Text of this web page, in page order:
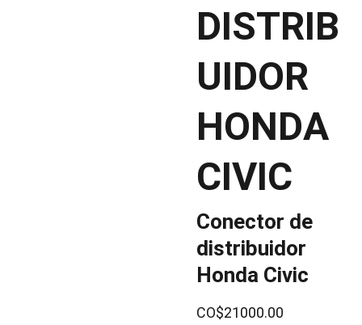
DISTRIB
UIDOR
HONDA
CIVIC
Conector de
distribuidor
Honda Civic
CO$21000.00